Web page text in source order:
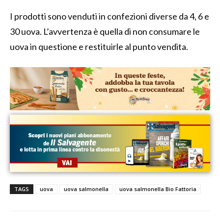
I prodotti sono venduti in confezioni diverse da 4, 6 e
30 uova. L’avvertenza è quella di non consumare le
uova in questione e restituirle al punto vendita.
TAGS uova uova salmonella uova salmonella Bio Fattoria